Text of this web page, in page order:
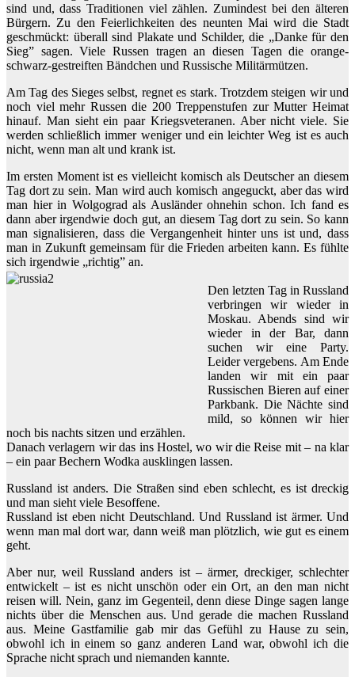
sind und, dass Traditionen viel zählen. Zumindest bei den älteren
Bürgern. Zu den Feierlichkeiten des neunten Mai wird die Stadt
geschmückt: überall sind Plakate und Schilder, die „Danke für den
Sieg” sagen. Viele Russen tragen an diesen Tagen die orange-
schwarz-gestreiften Bändchen und Russische Militärmützen.
Am Tag des Sieges selbst, regnet es stark. Trotzdem steigen wir und
noch viel mehr Russen die 200 Treppenstufen zur Mutter Heimat
hinauf. Man sieht ein paar Kriegsveteranen. Aber nicht viele. Sie
werden schließlich immer weniger und ein leichter Weg ist es auch
nicht, wenn man alt und krank ist.
Im ersten Moment ist es vielleicht komisch als Deutscher an diesem
Tag dort zu sein. Man wird auch komisch angeguckt, aber das wird
man hier in Wolgograd als Ausländer ohnehin schon. Ich fand es
dann aber irgendwie doch gut, an diesem Tag dort zu sein. So kann
man signalisieren, dass die Vergangenheit hinter uns ist und, dass
man in Zukunft gemeinsam für die Frieden arbeiten kann. Es fühlte
sich irgendwie „richtig” an.
Den letzten Tag in Russland
verbringen wir wieder in
Moskau. Abends sind wir
wieder in der Bar, dann
suchen wir eine Party.
Leider vergebens. Am Ende
landen wir mit ein paar
Russischen Bieren auf einer
Parkbank. Die Nächte sind
mild, so können wir hier
noch bis nachts sitzen und erzählen.
Danach verlagern wir das ins Hostel, wo wir die Reise mit – na klar
– ein paar Bechern Wodka ausklingen lassen.
Russland ist anders. Die Straßen sind eben schlecht, es ist dreckig
und man sieht viele Besoffene.
Russland ist eben nicht Deutschland. Und Russland ist ärmer. Und
wenn man mal dort war, dann weiß man plötzlich, wie gut es einem
geht.
Aber nur, weil Russland anders ist – ärmer, dreckiger, schlechter
entwickelt – ist es nicht unschön oder ein Ort, an den man nicht
reisen will. Nein, ganz im Gegenteil, denn diese Dinge sagen lange
nichts über die Menschen aus. Und gerade die machen Russland
aus. Meine Gastfamilie gab mir das Gefühl zu Hause zu sein,
obwohl ich in einem so ganz anderen Land war, obwohl ich die
Sprache nicht sprach und niemanden kannte.